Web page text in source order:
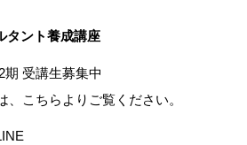
タント養成講座
期 受講生募集中
こちらよりご覧ください。